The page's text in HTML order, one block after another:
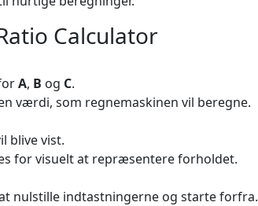
Calculator
A, B og C.
værdi, som regnemaskinen vil beregne.
blive vist.
for visuelt at repræsentere forholdet.
nulstille indtastningerne og starte forfra.